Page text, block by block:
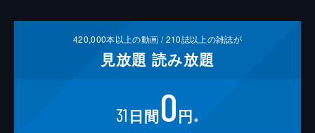
420,000本以上の動画 /210誌以上の雑誌が
見放題 読み放題
31 日間0円 ※